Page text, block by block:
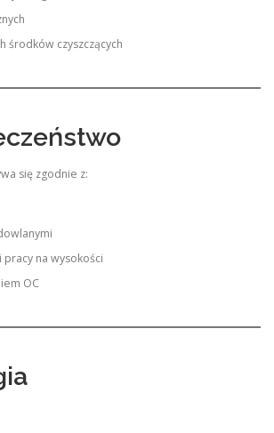
środków czyszczących
się zgodnie z:
na wysokości
OC